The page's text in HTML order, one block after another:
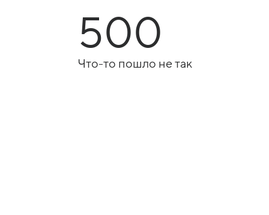
500
Что-то пошло не так